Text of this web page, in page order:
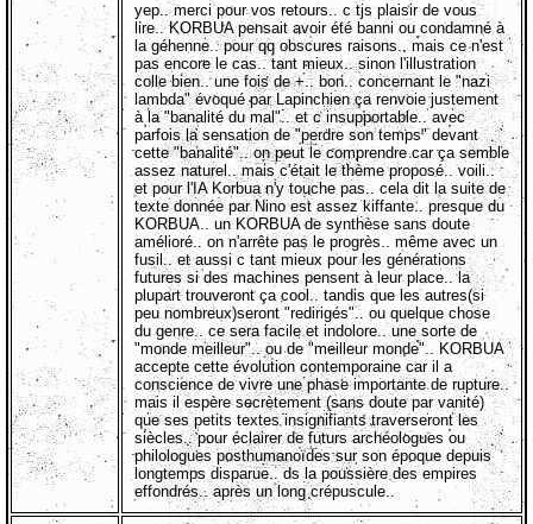
yep.. merci pour vos retours.. c tjs plaisir de vous
lire.. KORBUA pensait avoir été banni ou condamné à
la géhenne.. pour qq obscures raisons.. mais ce n'est
pas encore le cas.. tant mieux.. sinon l'illustration
colle bien.. une fois de +.. bon.. concernant le "nazi
lambda" évoqué par Lapinchien ça renvoie justement
à la "banalité du mal".. et c insupportable.. avec
parfois la sensation de "perdre son temps" devant
cette "banalité".. on peut le comprendre car ça semble
assez naturel.. mais c'était le thème proposé.. voili..
et pour l'IA Korbua n'y touche pas.. cela dit la suite de
texte donnée par Nino est assez kiffante.. presque du
KORBUA.. un KORBUA de synthèse sans doute
amélioré.. on n'arrête pas le progrès.. même avec un
fusil.. et aussi c tant mieux pour les générations
futures si des machines pensent à leur place.. la
plupart trouveront ça cool.. tandis que les autres(si
peu nombreux)seront "redirigés".. ou quelque chose
du genre.. ce sera facile et indolore.. une sorte de
"monde meilleur".. ou de "meilleur monde".. KORBUA
accepte cette évolution contemporaine car il a
conscience de vivre une phase importante de rupture..
mais il espère secrètement (sans doute par vanité)
que ses petits textes insignifiants traverseront les
siècles.. pour éclairer de futurs archéologues ou
philologues posthumanoïdes sur son époque depuis
longtemps disparue.. ds la poussière des empires
effondrés.. après un long crépuscule..